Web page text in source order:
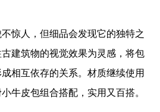
惊人，但细品会发现它的独特之
建筑物的视觉效果为灵感，将包
相互依存的关系。材质继续使用
牛皮包组合搭配，实用又百搭。